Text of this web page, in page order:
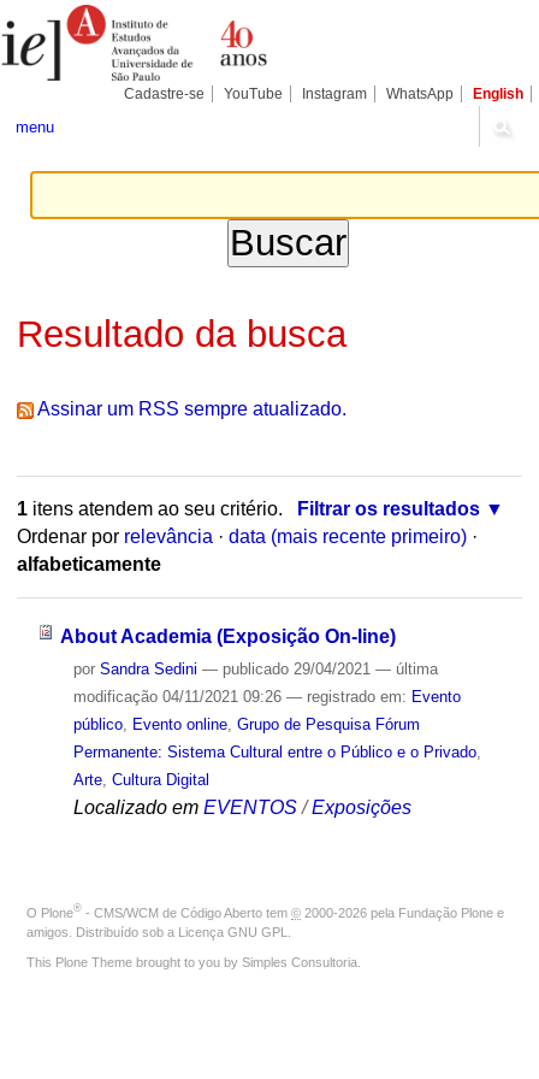
para
conteúdo.
Pessoais
Cadastre-se YouTube Instagram WhatsApp English
menu
Resultado da busca
Assinar um RSS sempre atualizado.
1itens atendem ao seu critério.
Filtrar os resultados
Ordenar por relevância · data (mais recente primeiro) ·
alfabeticamente
About Academia (Exposição On-line)
por Sandra Sedini — publicado29/04/2021 — última
modificação04/11/2021 09:26 — registrado em: Evento
público, Evento online, Grupo de Pesquisa Fórum
Permanente: Sistema Cultural entre o Público e o Privado,
Arte, Cultura Digital
Localizado em EVENTOS /Exposições
O Plone® - CMS/WCM de Código Aberto tem © 2000-2026 pela Fundação Plone e
amigos. Distribuído sob a Licença GNU GPL
This Plone Theme brought to you by Simples Consultoria